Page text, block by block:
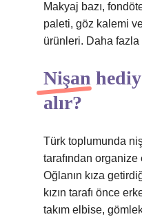
Makyaj bazı,
paleti, göz kalemi
ürünleri. Daha
Nişan
alır?
Türk toplumunda
tarafından
Oğlanın kıza
kızın tarafı önce
takım elbise,